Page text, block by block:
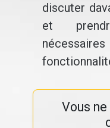
discuter
et
Vous